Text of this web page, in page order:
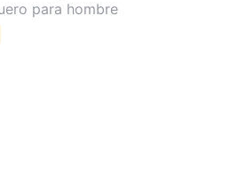
para hombre